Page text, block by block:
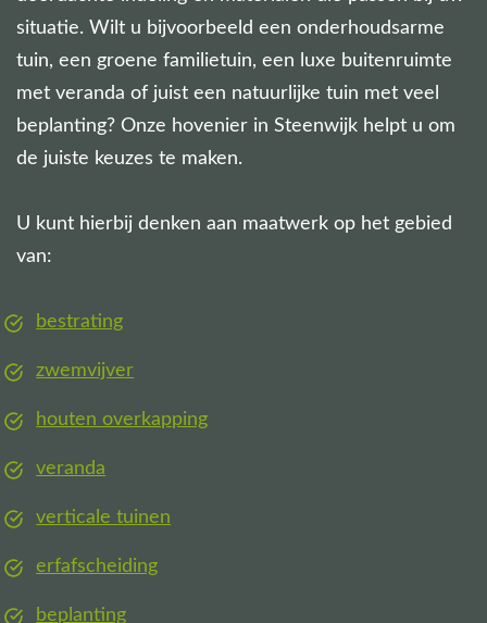
situatie. Wilt u bijvoorbeeld een onderhoudsarme
tuin, een groene familietuin, een luxe buitenruimte
met veranda of juist een natuurlijke tuin met veel
beplanting? Onze hovenier in Steenwijk helpt u om
de juiste keuzes te maken.
U kunt hierbij denken aan maatwerk op het gebied
van:
bestrating
zwemvijver
houten overkapping
veranda
verticale tuinen
erfafscheiding
beplanting